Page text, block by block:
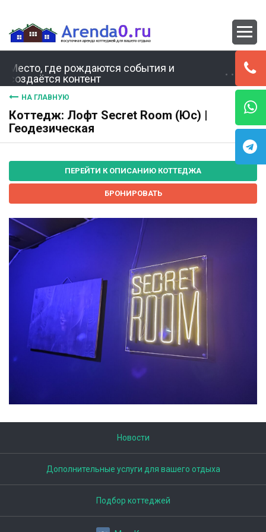
Место, где рождаются события и
создаётся контент
НА ГЛАВНУЮ
Коттедж: Лофт Secret Room (Юс) |
Геодезическая
ПЕРЕЙТИ К ОПИСАНИЮ КОТТЕДЖА
БРОНИРОВАТЬ
Новости
Дополнительные услуги для вашего отдыха
Подбор коттеджей